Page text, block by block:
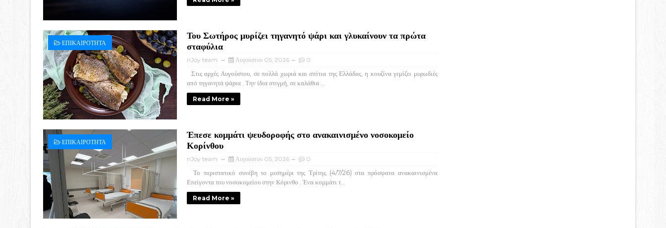
ΕΠΙΚΑΙΡΟΤΗΤΑ
Του Σωτήρος μυρίζει τηγανητό ψάρι και γλυκαίνουν τα πρώτα
σταφύλια
nJoy team Αυγούστου 05, 2026 0
Στις αρχές Αυγούστου, σε πολλά χωριά και σπίτια της Ελλάδας, η κουζίνα γεμίζει μυρωδιές
από τηγανητά ψάρια . Την ίδια στιγμή, σε καλάθια ...
Read More »
ΕΠΙΚΑΙΡΟΤΗΤΑ
Έπεσε κομμάτι ψευδοροφής στο ανακαινισμένο νοσοκομείο
Κορίνθου
nJoy team Αυγούστου 05, 2026 0
Το περιστατικό συνέβη το μεσημέρι της Τρίτης (4/7/26) στα πρόσφατα ανακαινισμένα
Επείγοντα του νοσοκομείου στην Κόρινθο . Ένα κομμάτι τ...
Read More »